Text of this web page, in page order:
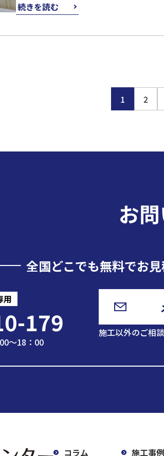
続きを読む
1 2
お
全国どこでも無料でお見
用
179
～18：00
施工以外のご相談
コラム 施工事例